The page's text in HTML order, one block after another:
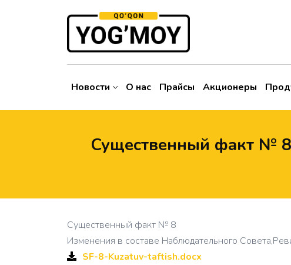
Новости О нас Прайсы Акционеры
Существенный факт №
Существенный факт № 8
Изменения в составе Наблюдательного
SF-8-Kuzatuv-taftish.docx